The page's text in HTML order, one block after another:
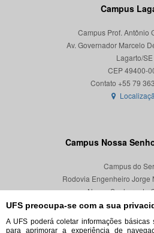
UFS preocupa-se com a sua
A UFS poderá coletar informações básicas
para aprimorar a experiência de
Campus
Campus Prof. Antônio
Av. Governador Marcelo
Lagarto/SE
CEP 49400-
Campus Nossa
Campus do
Rodovia Engenheiro Jorge
Nossa Senhora da
CEP 49680-